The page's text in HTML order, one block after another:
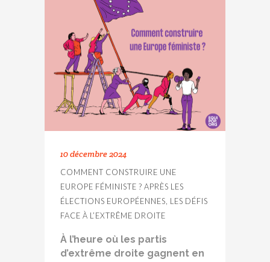
10 décembre 2024
COMMENT CONSTRUIRE UNE
EUROPE FÉMINISTE ? APRÈS LES
ÉLECTIONS EUROPÉENNES, LES DÉFIS
FACE À L’EXTRÊME DROITE
À l’heure où les partis
d’extrême droite gagnent en